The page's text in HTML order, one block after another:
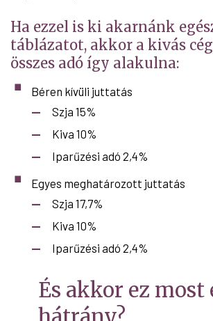
Ha ezzel is ki akarnánk
táblázatot, akkor a kivás
összes adó így alakulna:
Béren kívüli juttatás
Szja 15%
Kiva 10%
Iparűzési adó 2,4%
Egyes meghatározott juttatás
Szja 17,7%
Kiva 10%
Iparűzési adó 2,4%
És akkor ez most